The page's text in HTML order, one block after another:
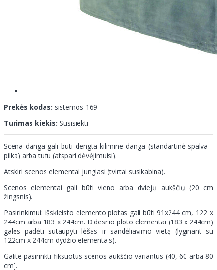
Prekės kodas: sistemos-169
Turimas kiekis: Susisiekti
Scena danga gali būti dengta kilimine danga (standartinė spalva -
pilka) arba tufu (atspari dėvėjimuisi).
Atskiri scenos elementai jungiasi (tvirtai susikabina).
Scenos elementai gali būti vieno arba dviejų aukščių (20 cm
žingsnis).
Pasirinkimui: išskleisto elemento plotas gali būti 91x244 cm, 122 x
244cm arba 183 x 244cm. Didesnio ploto elementai (183 x 244cm)
galės padėti sutaupyti lėšas ir sandėliavimo vietą (lyginant su
122cm x 244cm dydžio elementais).
Galite pasirinkti fiksuotus scenos aukščio variantus (40, 60 arba 80
cm).